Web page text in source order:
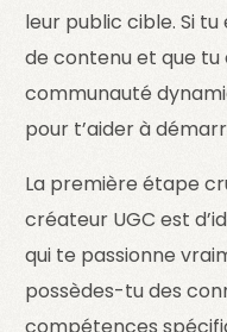
leur public cible. Si
de contenu et que
communauté
pour t’aider à
La première étape
créateur UGC est
qui te passionne
possèdes-tu des